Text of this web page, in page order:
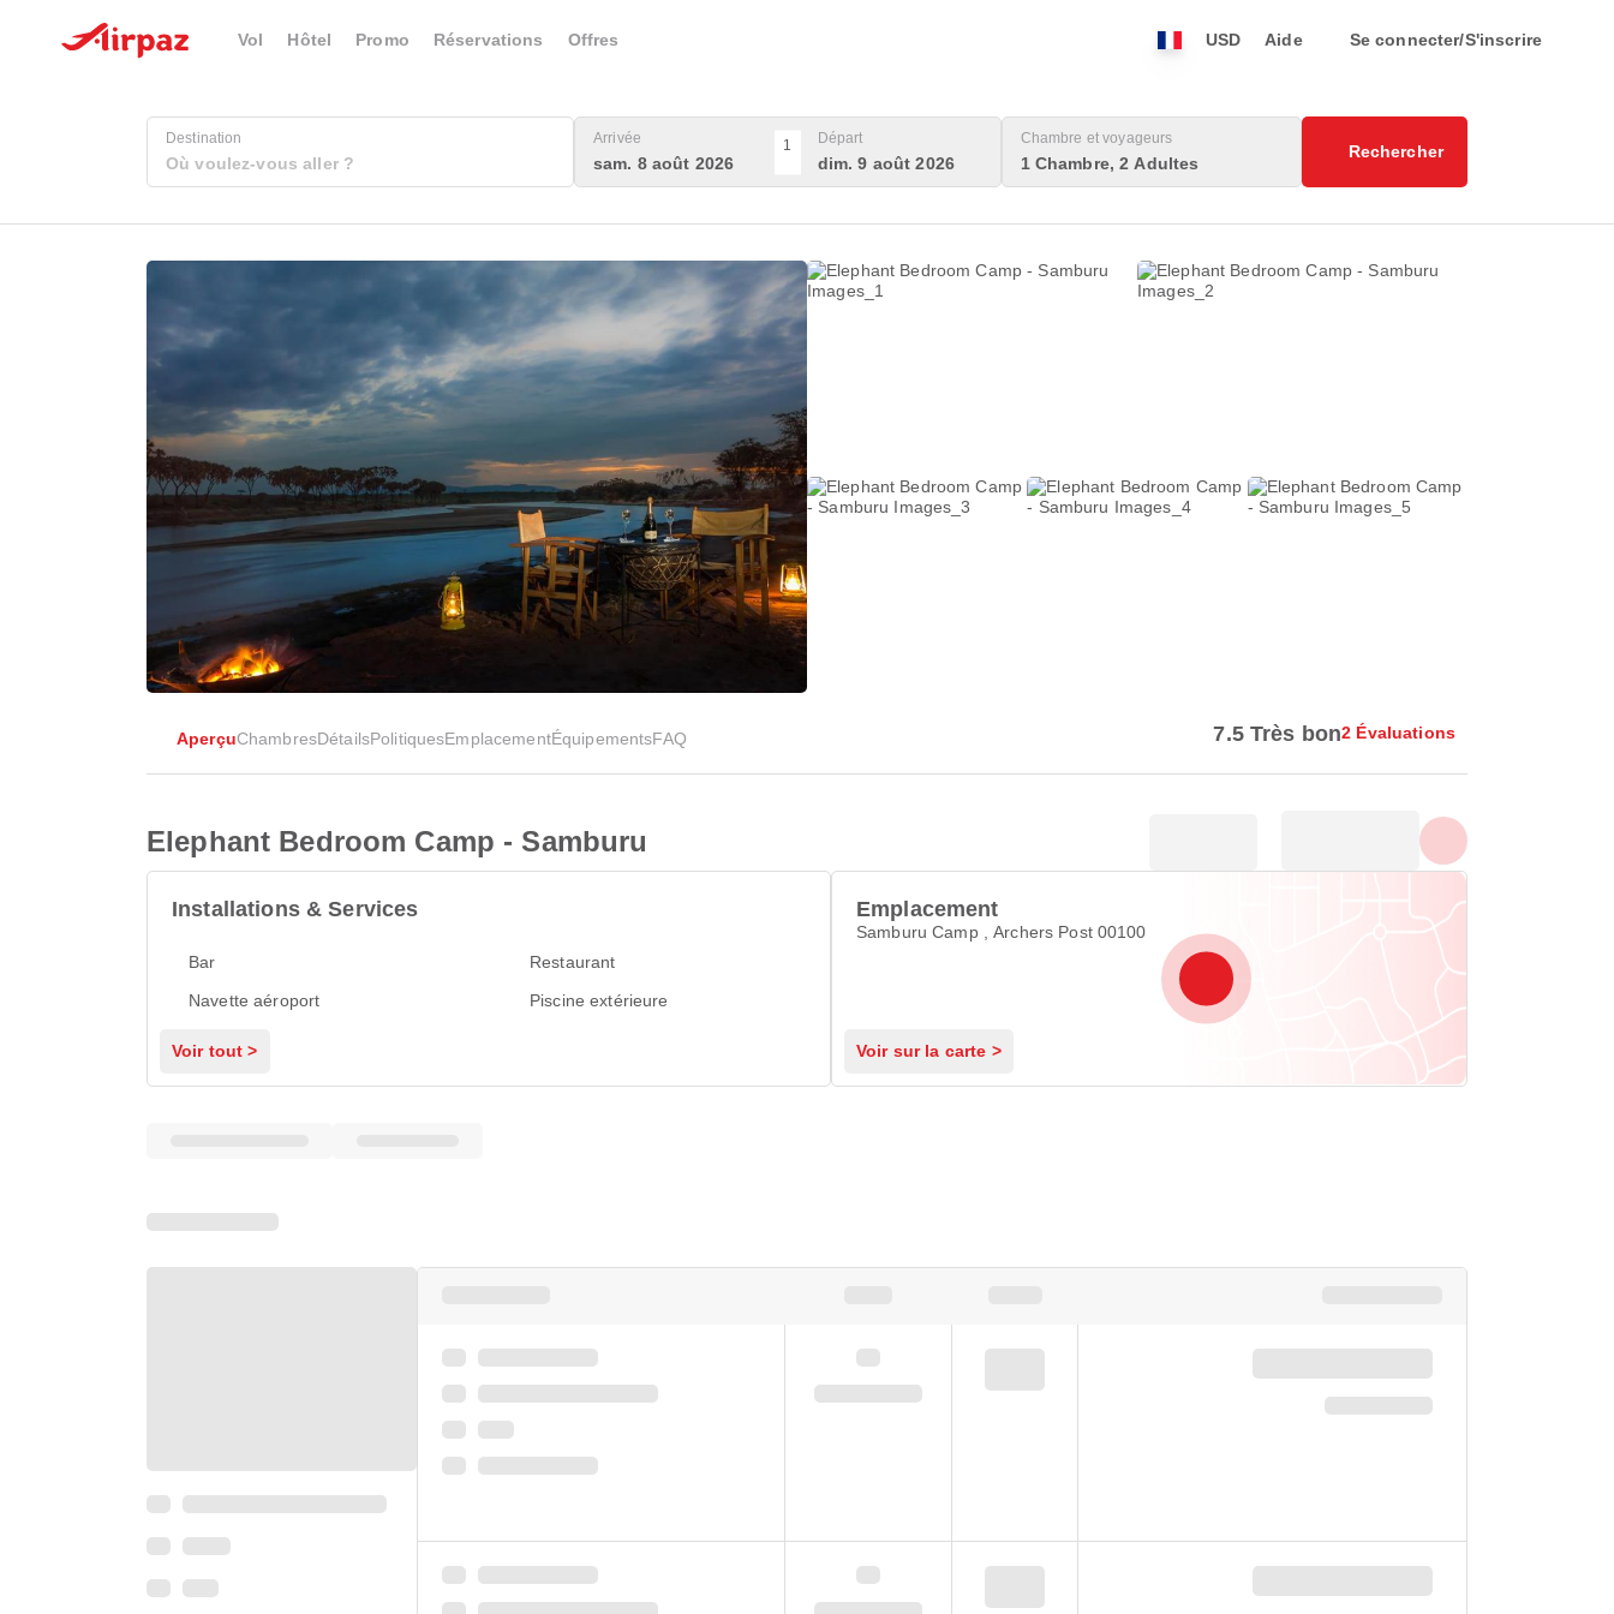
Vol Hôtel Promo Réservations Offres USD Aide Se connecter/S'inscrire
Destination Arrivée
sam. 8 août 2026
1 Départ
dim. 9 août 2026
Chambre et voyageurs
1 Chambre, 2 Adultes
Rechercher
AperçuChambresDétailsPolitiquesEmplacementÉquipementsFAQ 7.5 Très bon2 Évaluations
Elephant Bedroom Camp - Samburu
Installations & Services
Bar
Restaurant
Navette aéroport
Piscine extérieure
Voir tout >
Emplacement
Samburu Camp , Archers Post 00100
Voir sur la carte >